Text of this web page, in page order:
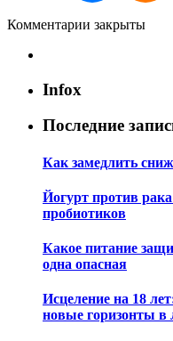
Комментарии закрыты
Infox
Последние
Как замедлить
Йогурт против
пробиотиков
Какое питание
одна опасная
Исцеление на 18
новые горизонты в